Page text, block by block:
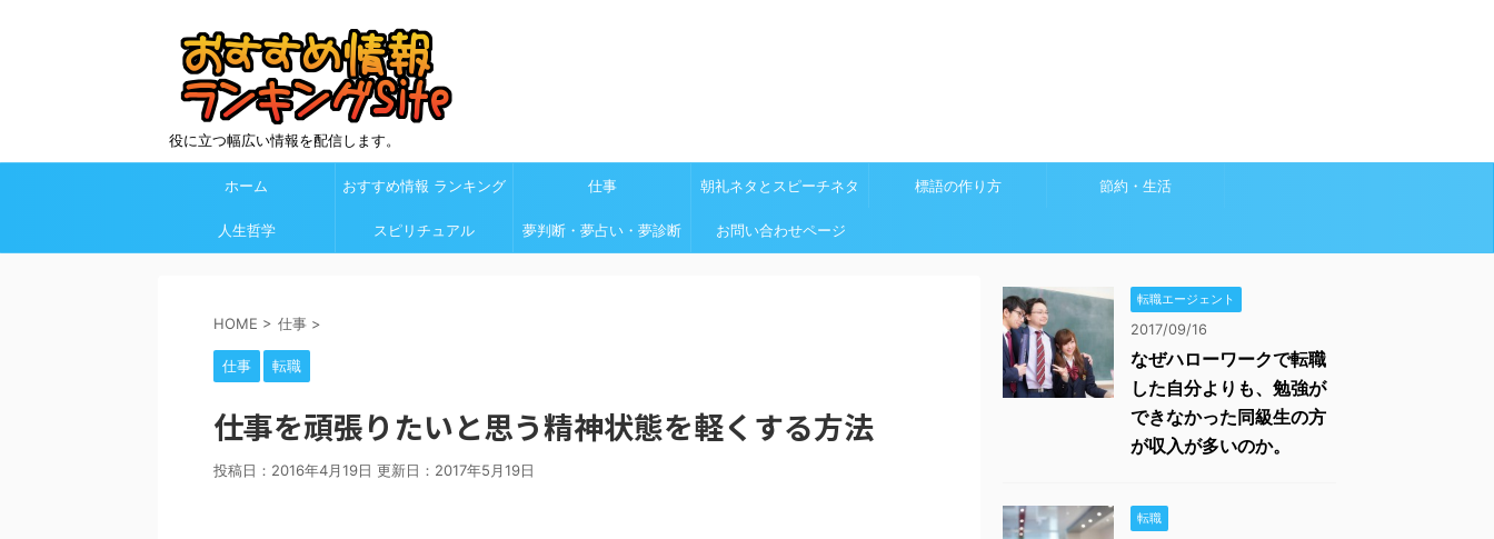
役に立つ幅広い情報を配信します。
ホーム おすすめ情報 ランキング
Site カテゴリ欄
仕事 朝礼ネタとスピーチネタ 標語の作り方 節約・生活
人生哲学 スピリチュアル 夢判断・夢占い・夢診断 お問い合わせページ
HOME > 仕事 >
仕事 転職
仕事を頑張りたいと思う精神状態を軽くする方法
投稿日：2016年4月19日 更新日： 2017年5月19日
転職エージェント
2017/09/16
なぜハローワークで転職
した自分よりも、勉強が
できなかった同級生の方
が収入が多いのか。
転職